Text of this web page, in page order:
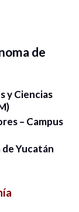
de
y Ciencias
– Campus
Yucatán